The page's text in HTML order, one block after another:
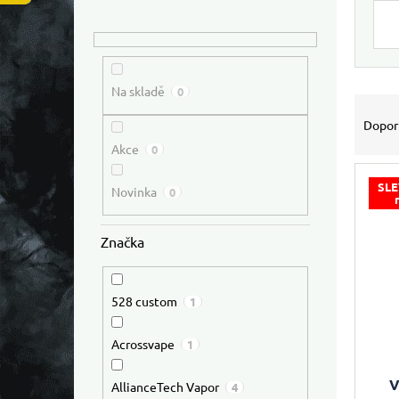
Na skladě 0
Akce 0
Novinka 0
Značka
528 custom 1
Acrossvape 1
AllianceTech Vapor 4